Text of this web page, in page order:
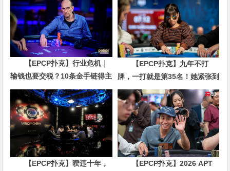
【EPCP扑克】行业危机｜
输钱也要交税？10条金手链得主
直言“扛不住”，主动砍掉四分之
三比赛
【EPCP扑克】九年不打
牌，一打就是第35名！她紧张到
脚悬空，但全世界以为她很淡定
【EPCP扑克】暌违十年，
【EPCP扑克】2026 APT